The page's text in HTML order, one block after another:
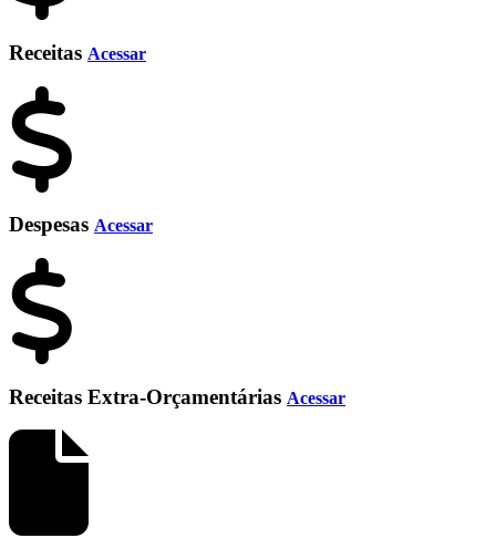
Receitas Acessar
Despesas Acessar
Receitas Extra-Orçamentárias Acessar